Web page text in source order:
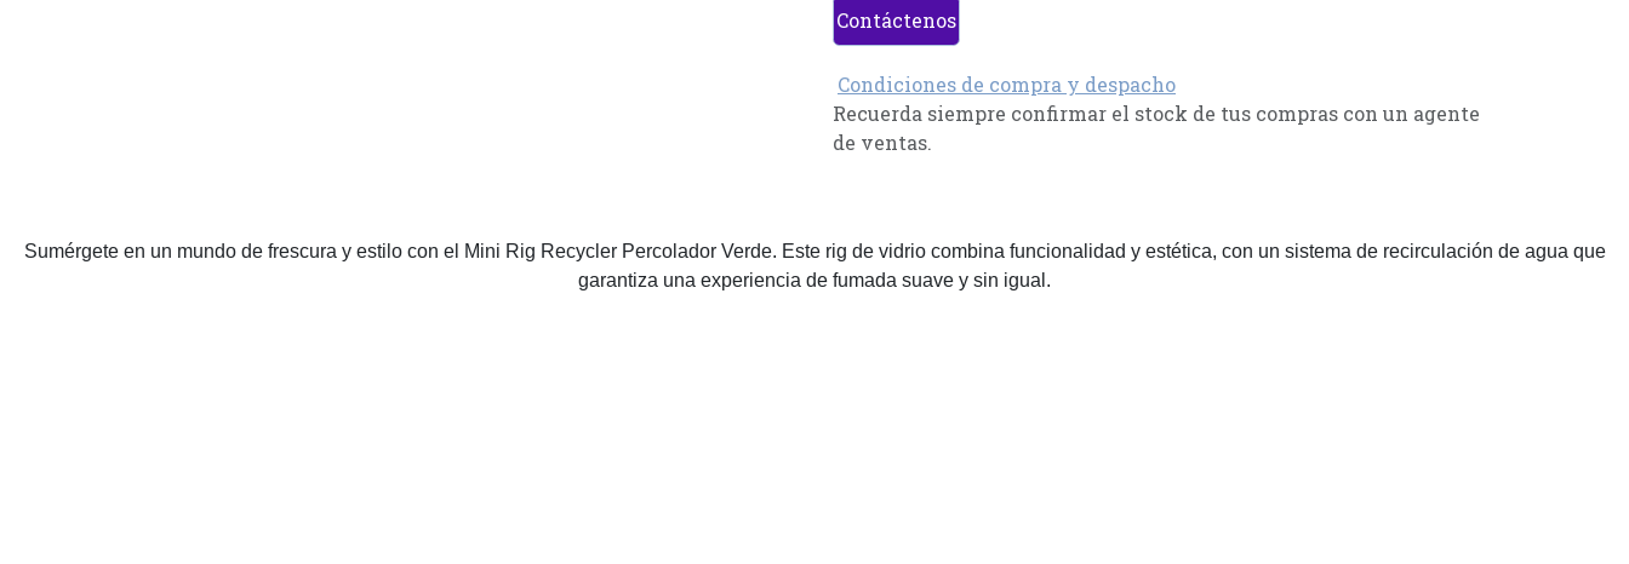
Contáctenos
Condiciones de compra y despacho
Recuerda siempre confirmar el stock de tus compras con un agente
de ventas.
Sumérgete en un mundo de frescura y estilo con el Mini Rig Recycler Percolador Verde. Este rig de vidrio combina funcionalidad y estética, con un sistema de recirculación de agua que
garantiza una experiencia de fumada suave y sin igual.